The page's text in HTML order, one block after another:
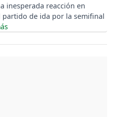
inesperada reacción en
partido de ida por la semifinal